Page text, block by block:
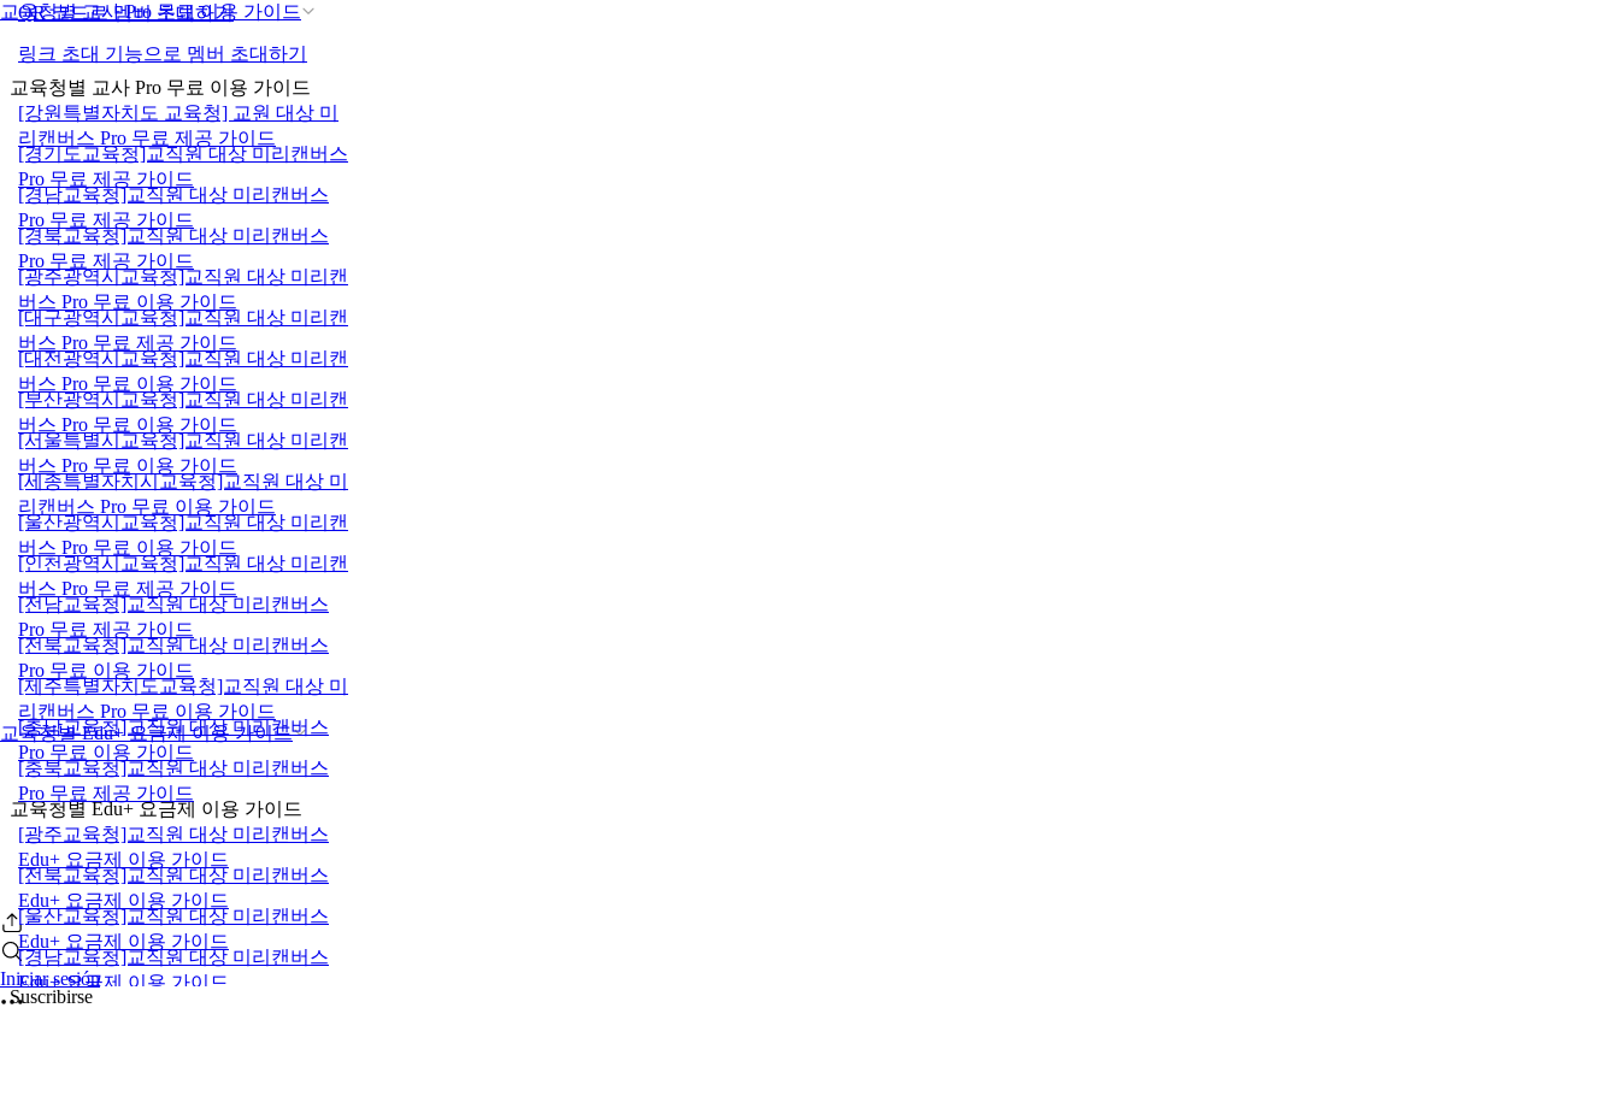
교육청별 교사 Pro 무료 이용 가이드
교육청별 Edu+ 요금제 이용 가이드
Iniciar sesión
QR 코드로 멤버 초대하기
링크 초대 기능으로 멤버 초대하기
교육청별 교사 Pro 무료 이용 가이드
[강원특별자치도 교육청] 교원 대상 미
리캔버스 Pro 무료 제공 가이드
[경기도교육청]교직원 대상 미리캔버스
Pro 무료 제공 가이드
[경남교육청]교직원 대상 미리캔버스
Pro 무료 제공 가이드
[경북교육청]교직원 대상 미리캔버스
Pro 무료 제공 가이드
[광주광역시교육청]교직원 대상 미리캔
버스 Pro 무료 이용 가이드
[대구광역시교육청]교직원 대상 미리캔
버스 Pro 무료 제공 가이드
[대전광역시교육청]교직원 대상 미리캔
버스 Pro 무료 이용 가이드
[부산광역시교육청]교직원 대상 미리캔
버스 Pro 무료 이용 가이드
[서울특별시교육청]교직원 대상 미리캔
버스 Pro 무료 이용 가이드
[세종특별자치시교육청]교직원 대상 미
리캔버스 Pro 무료 이용 가이드
[울산광역시교육청]교직원 대상 미리캔
버스 Pro 무료 이용 가이드
[인천광역시교육청]교직원 대상 미리캔
버스 Pro 무료 제공 가이드
[전남교육청]교직원 대상 미리캔버스
Pro 무료 제공 가이드
[전북교육청]교직원 대상 미리캔버스
Pro 무료 이용 가이드
[제주특별자치도교육청]교직원 대상 미
리캔버스 Pro 무료 이용 가이드
[충남교육청]교직원 대상 미리캔버스
Pro 무료 이용 가이드
[충북교육청]교직원 대상 미리캔버스
Pro 무료 제공 가이드
교육청별 Edu+ 요금제 이용 가이드
[광주교육청]교직원 대상 미리캔버스
Edu+ 요금제 이용 가이드
[전북교육청]교직원 대상 미리캔버스
Edu+ 요금제 이용 가이드
[울산교육청]교직원 대상 미리캔버스
Edu+ 요금제 이용 가이드
[경남교육청]교직원 대상 미리캔버스
Edu+ 요금제 이용 가이드
Suscribirse